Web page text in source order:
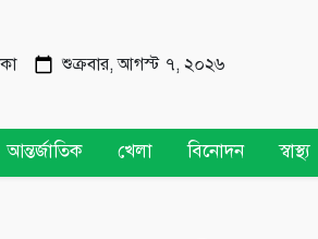
শুক্রবার, আগস্ট ৭, ২০২৬
আন্তর্জাতিক খেলা বিনোদন স্বাস্থ্য